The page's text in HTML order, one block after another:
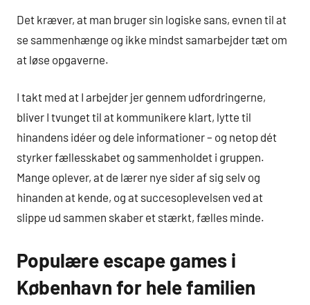
Det kræver, at man bruger sin logiske sans, evnen til at
se sammenhænge og ikke mindst samarbejder tæt om
at løse opgaverne.
I takt med at I arbejder jer gennem udfordringerne,
bliver I tvunget til at kommunikere klart, lytte til
hinandens idéer og dele informationer – og netop dét
styrker fællesskabet og sammenholdet i gruppen.
Mange oplever, at de lærer nye sider af sig selv og
hinanden at kende, og at succesoplevelsen ved at
slippe ud sammen skaber et stærkt, fælles minde.
Populære escape games i
København for hele familien